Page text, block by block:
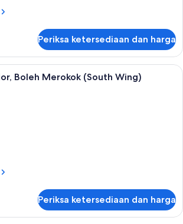
Periksa ketersediaan dan harga
Minibar, brankas, meja kerja, dan
Boleh Merokok (South Wing)
Periksa ketersediaan dan harga